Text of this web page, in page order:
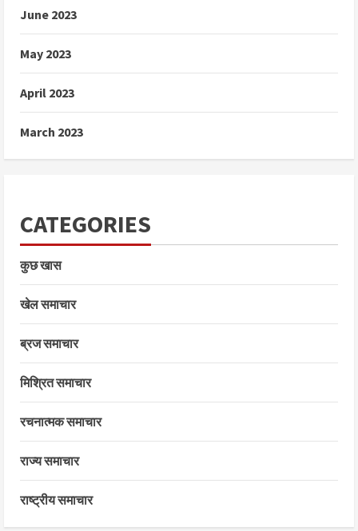
June 2023
May 2023
April 2023
March 2023
CATEGORIES
कुछ खास
खेल समाचार
ब्रज समाचार
मिश्रित समाचार
रचनात्मक समाचार
राज्य समाचार
राष्ट्रीय समाचार